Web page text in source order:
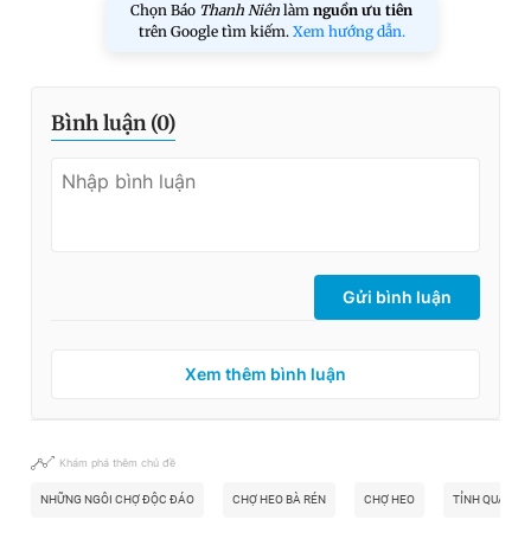
Chọn Báo Thanh Niên làm nguồn ưu tiên
trên Google tìm kiếm. Xem hướng dẫn.
Bình luận (0)
Gửi bình luận
Xem thêm bình luận
Khám phá thêm chủ đề
NHỮNG NGÔI CHỢ ĐỘC ĐÁO CHỢ HEO BÀ RÉN CHỢ HEO TỈNH QUẢNG